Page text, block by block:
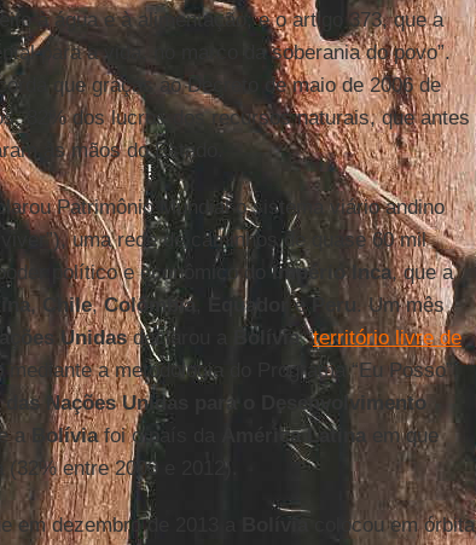
à água e à alimentação; e o artigo 373, que a
para a vida, no marco da soberania do povo”.
que graças ao Decreto de maio de 2006 de
82% dos lucros dos recursos naturais, que antes
às mãos do Estado.
Patrimônio Mundial o sistema viário andino
uma rede de caminhos de quase 60 mil
político e econômico do Império Inca, que a
, Chile,Colômbia Equador ePeru . Um mês
Unidasdeclarou a Bolívia“território livre de
a metodologia do Programa “Eu Posso”,
Nações Unidas para o Desenvolvimento
a
Bolíviafoi o país da América Latina em que
entre 2000 e 2012).
em dezembro de 2013 a Bolívia
colocou em órbita